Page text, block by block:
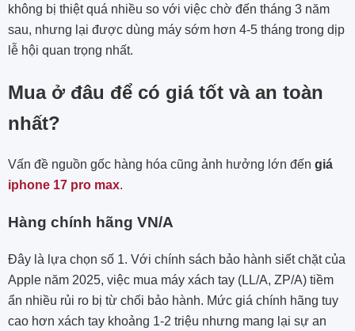
không bị thiệt quá nhiều so với việc chờ đến tháng 3 năm
sau, nhưng lại được dùng máy sớm hơn 4-5 tháng trong dịp
lễ hội quan trọng nhất.
Mua ở đâu để có giá tốt và an toàn
nhất?
Vấn đề nguồn gốc hàng hóa cũng ảnh hưởng lớn đến giá
iphone 17 pro max.
Hàng chính hãng VN/A
Đây là lựa chọn số 1. Với chính sách bảo hành siết chặt của
Apple năm 2025, việc mua máy xách tay (LL/A, ZP/A) tiềm
ẩn nhiều rủi ro bị từ chối bảo hành. Mức giá chính hãng tuy
cao hơn xách tay khoảng 1-2 triệu nhưng mang lại sự an